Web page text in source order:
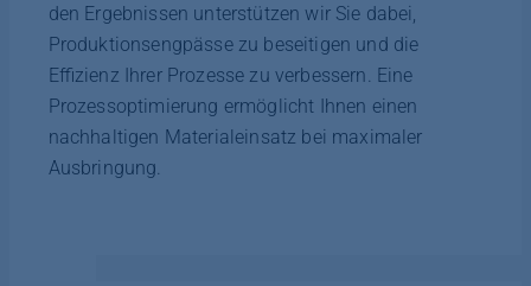
den Ergebnissen unterstützen wir Sie dabei,
Produktionsengpässe zu beseitigen und die
Effizienz Ihrer Prozesse zu verbessern. Eine
Prozessoptimierung ermöglicht Ihnen einen
nachhaltigen Materialeinsatz bei maximaler
Ausbringung.